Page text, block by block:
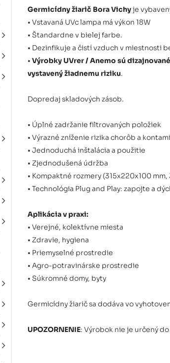
Germicídny žiarič Bora Vichyje
• Vstavaná UVc lampa má výkon 18W
• Štandardne v bielej farbe.
• Dezinfikuje a čistí vzduch v miestnosti
• Výrobky UVrer / Anemo sú
vystavený žiadnemu riziku.
Dopredaj skladových zásob.
• Úplné zadržanie filtrovaných položiek
• Výrazné zníženie rizika chorôb a
• Jednoduchá inštalácia a použitie
• Zjednodušená údržba
• Kompaktné rozmery (315x220x100 mm,
• Technológia Plug and Play: zapojte a
Aplikácia v praxi:
• Verejné, kolektívne miesta
• Zdravie, hygiena
• Priemyselné prostredie
• Agro-potravinárske prostredie
• Súkromné ​​domy, byty
Germicídny žiarič sa dodáva vo
UPOZORNENIE: Výrobok nie je určený